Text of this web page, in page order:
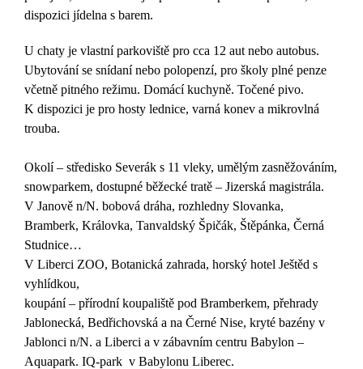
dispozici jídelna s barem.
U chaty je vlastní parkoviště pro cca 12 aut nebo autobus.
Ubytování se snídaní nebo polopenzí, pro školy plné penze
včetně pitného režimu. Domácí kuchyně. Točené pivo.
K dispozici je pro hosty lednice, varná konev a mikrovlná
trouba.
Okolí – středisko Severák s 11 vleky, umělým zasněžováním,
snowparkem, dostupné běžecké tratě – Jizerská magistrála.
V Janově n/N. bobová dráha, rozhledny Slovanka,
Bramberk, Královka, Tanvaldský Špičák, Štěpánka, Černá
Studnice…
V Liberci ZOO, Botanická zahrada, horský hotel Ještěd s
vyhlídkou,
koupání – přírodní koupaliště pod Bramberkem, přehrady
Jablonecká, Bedřichovská a na Černé Nise, kryté bazény v
Jablonci n/N. a Liberci a v zábavním centru Babylon –
Aquapark. IQ-park v Babylonu Liberec.